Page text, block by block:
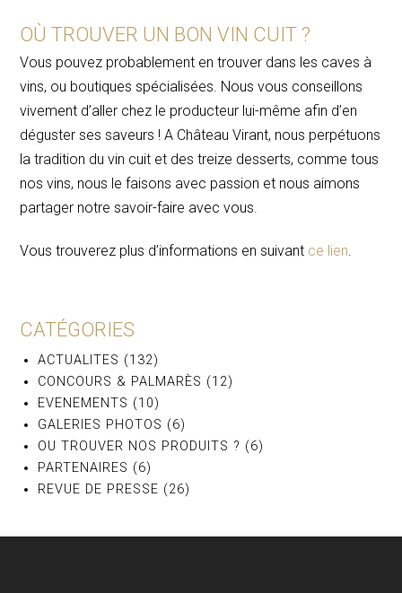
OÙ TROUVER UN BON VIN CUIT ?
Vous pouvez probablement en trouver dans les caves à
vins, ou boutiques spécialisées. Nous vous conseillons
vivement d’aller chez le producteur lui-même afin d’en
déguster ses saveurs ! A Château Virant, nous perpétuons
la tradition du vin cuit et des treize desserts, comme tous
nos vins, nous le faisons avec passion et nous aimons
partager notre savoir-faire avec vous.
Vous trouverez plus d’informations en suivant ce lien.
CATÉGORIES
ACTUALITES (132)
CONCOURS & PALMARÈS (12)
EVENEMENTS (10)
GALERIES PHOTOS (6)
OU TROUVER NOS PRODUITS ? (6)
PARTENAIRES (6)
REVUE DE PRESSE (26)